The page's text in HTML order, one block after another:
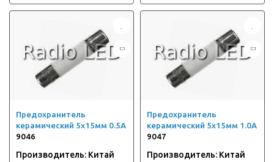
Предохранитель
керамический 5х15мм 0.5А
9046
Производитель: Китай
Предохранитель
керамический 5х15мм 1.0А
9047
Производитель: Китай